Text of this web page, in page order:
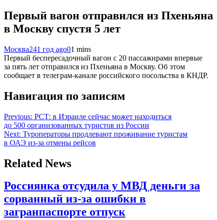
Первый вагон отправился из Пхеньяна
в Москву спустя 5 лет
Москва241 год ago01 mins
Первый беспересадочный вагон с 20 пассажирами впервые
за пять лет отправился из Пхеньяна в Москву. Об этом
сообщает в телеграм-канале российского посольства в КНДР.
Навигация по записям
Previous: РСТ: в Израиле сейчас может находиться
до 500 организованных туристов из России
Next: Туроператоры продлевают проживание туристам
в ОАЭ из-за отмены рейсов
Related News
Россиянка отсудила у МВД деньги за
сорванный из-за ошибки в
загранпаспорте отпуск